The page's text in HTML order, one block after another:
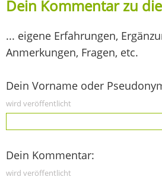
Dein Kommentar zu
... eigene Erfahrungen,
Anmerkungen, Fragen, etc.
Dein Vorname oder
wird veröffentlicht
Dein Kommentar:
wird veröffentlicht